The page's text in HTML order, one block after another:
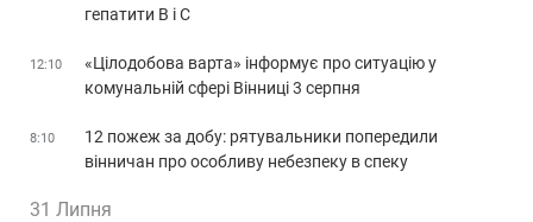
гепатити В і С
12:10
«Цілодобова варта» інформує про ситуацію у
комунальній сфері Вінниці 3 серпня
8:10
12 пожеж за добу: рятувальники попередили
вінничан про особливу небезпеку в спеку
31 Липня